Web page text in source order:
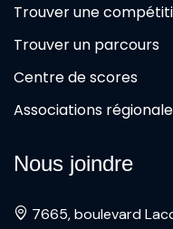
Trouver une
Trouver un parcours
Centre de scores
Associations
Nous joindre
7665, boulevard